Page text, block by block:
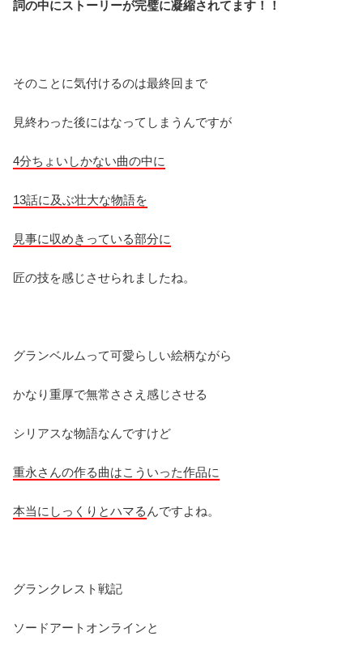
詞の中にストーリーが完璧に凝縮されてます！！
そのことに気付けるのは最終回まで
見終わった後にはなってしまうんですが
4分ちょいしかない曲の中に
13話に及ぶ壮大な物語を
見事に収めきっている部分に
匠の技を感じさせられましたね。
グランベルムって可愛らしい絵柄ながら
かなり重厚で無常ささえ感じさせる
シリアスな物語なんですけど
重永さんの作る曲はこういった作品に
本当にしっくりとハマる んですよね。
グランクレスト戦記
ソードアートオンラインと